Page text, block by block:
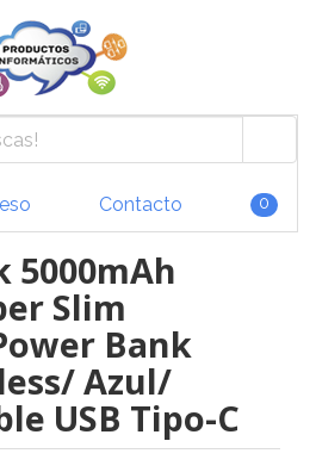
Contacto 0
5000mAh
Slim
Bank
Azul/
USB Tipo-C